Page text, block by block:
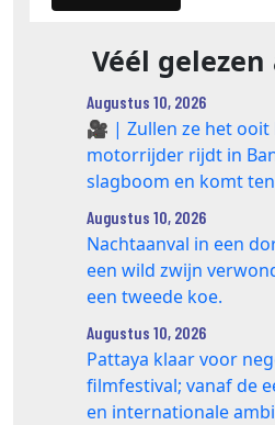
Véél
Augustus 10, 2026
🎥 | Zullen ze het ooit
motorrijder rijdt in
slagboom en komt
Augustus 10, 2026
Nachtaanval in een
een wild zwijn
een tweede koe.
Augustus 10, 2026
Pattaya klaar voor
filmfestival; vanaf de
en internationale